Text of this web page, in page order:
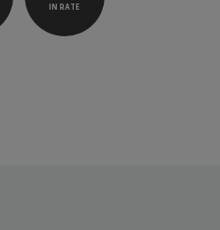
IN RATE